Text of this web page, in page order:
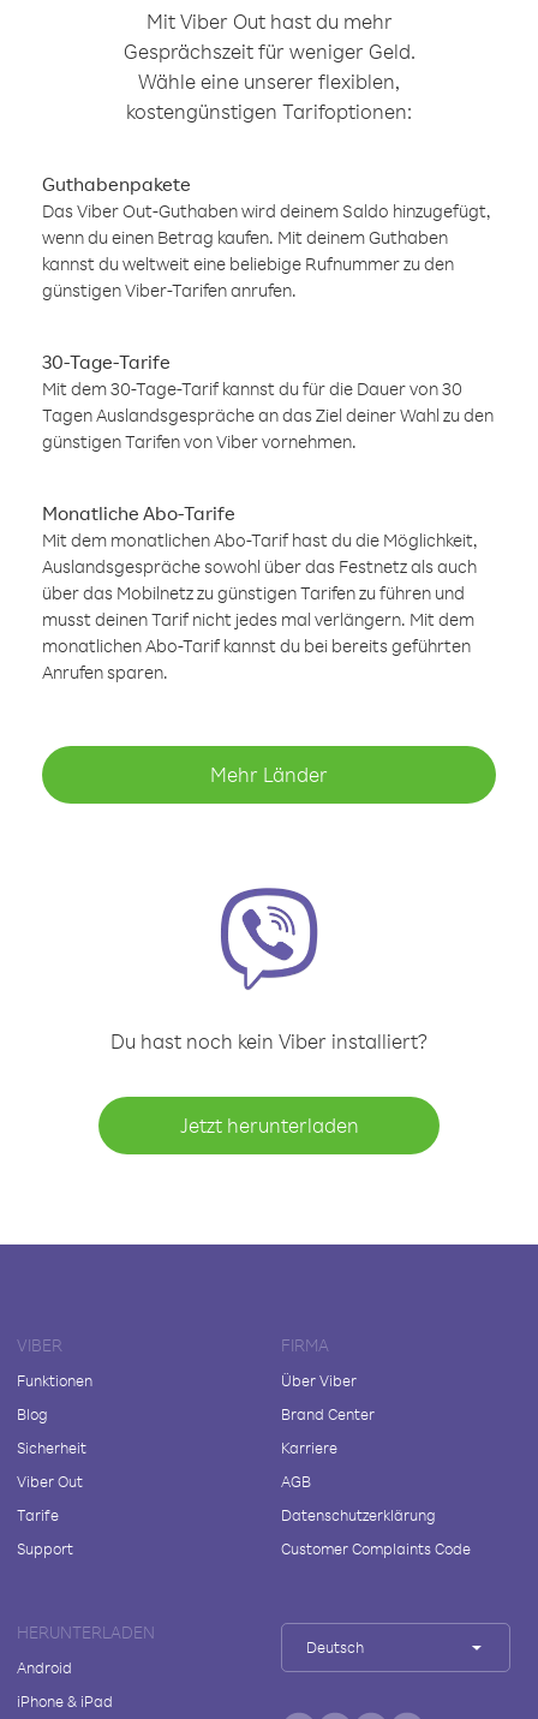
Mit Viber Out hast du mehr
Gesprächszeit für weniger Geld.
Wähle eine unserer flexiblen,
kostengünstigen Tarifoptionen:
Guthabenpakete
Das Viber Out-Guthaben wird deinem Saldo hinzugefügt,
wenn du einen Betrag kaufen. Mit deinem Guthaben
kannst du weltweit eine beliebige Rufnummer zu den
günstigen Viber-Tarifen anrufen.
30-Tage-Tarife
Mit dem 30-Tage-Tarif kannst du für die Dauer von 30
Tagen Auslandsgespräche an das Ziel deiner Wahl zu den
günstigen Tarifen von Viber vornehmen.
Monatliche Abo-Tarife
Mit dem monatlichen Abo-Tarif hast du die Möglichkeit,
Auslandsgespräche sowohl über das Festnetz als auch
über das Mobilnetz zu günstigen Tarifen zu führen und
musst deinen Tarif nicht jedes mal verlängern. Mit dem
monatlichen Abo-Tarif kannst du bei bereits geführten
Anrufen sparen.
Mehr Länder
Du hast noch kein Viber installiert?
Jetzt herunterladen
VIBER
Funktionen
Blog
Sicherheit
Viber Out
Tarife
Support
FIRMA
Über Viber
Brand Center
Karriere
AGB
Datenschutzerklärung
Customer Complaints Code
HERUNTERLADEN
Android
iPhone & iPad
Deutsch